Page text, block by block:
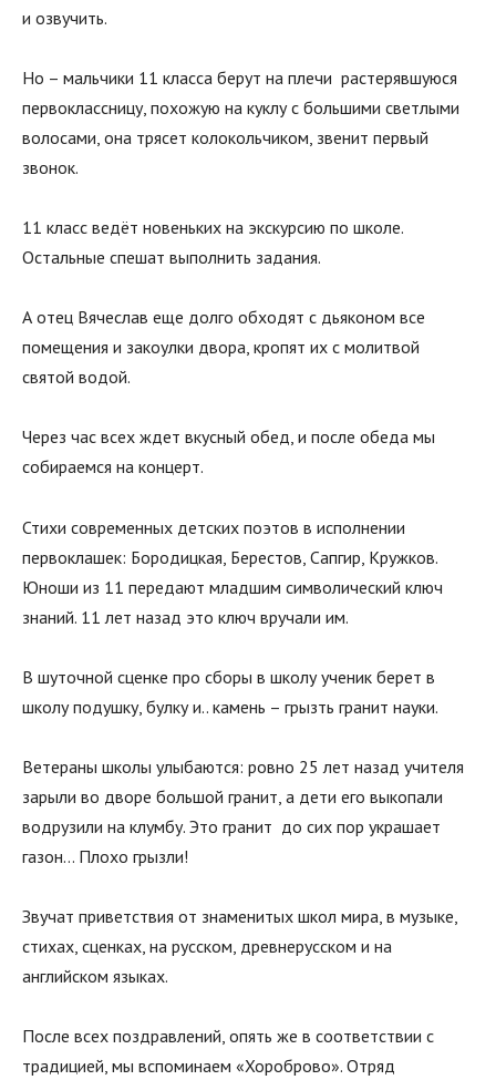
и озвучить.
Но – мальчики 11 класса берут на плечи растерявшуюся
первоклассницу, похожую на куклу с большими светлыми
волосами, она трясет колокольчиком, звенит первый
звонок.
11 класс ведёт новеньких на экскурсию по школе.
Остальные спешат выполнить задания.
А отец Вячеслав еще долго обходят с дьяконом все
помещения и закоулки двора, кропят их с молитвой
святой водой.
Через час всех ждет вкусный обед, и после обеда мы
собираемся на концерт.
Стихи современных детских поэтов в исполнении
первоклашек: Бородицкая, Берестов, Сапгир, Кружков.
Юноши из 11 передают младшим символический ключ
знаний. 11 лет назад это ключ вручали им.
В шуточной сценке про сборы в школу ученик берет в
школу подушку, булку и.. камень – грызть гранит науки.
Ветераны школы улыбаются: ровно 25 лет назад учителя
зарыли во дворе большой гранит, а дети его выкопали
водрузили на клумбу. Это гранит до сих пор украшает
газон… Плохо грызли!
Звучат приветствия от знаменитых школ мира, в музыке,
стихах, сценках, на русском, древнерусском и на
английском языках.
После всех поздравлений, опять же в соответствии с
традицией, мы вспоминаем «Хороброво». Отряд